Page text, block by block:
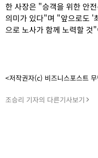
한 사장은 "승객을 위한 안
의미가 있다"며 "앞으로도 '
으로 노사가 함께 노력할
<저작권자(c) 비즈니스포스트
조승리 기자의 다른기사보기